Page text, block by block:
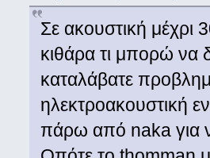
Σε ακουστική μέχρι
κιθάρα τι μπορώ
καταλάβατε
ηλεκτροακουστική
πάρω από naka για